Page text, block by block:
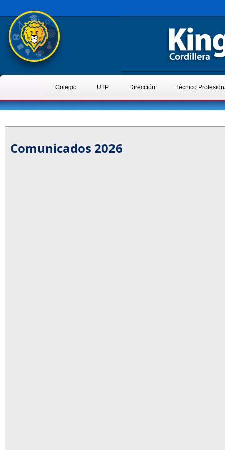
Colegio UTP Dirección Técnico
Comunicados 2026